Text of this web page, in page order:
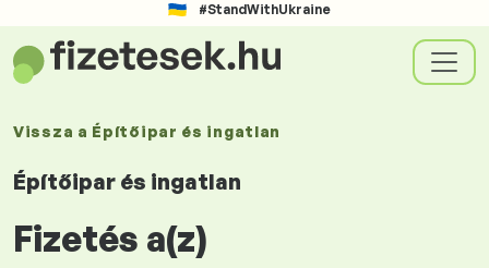
#StandWithUkraine
Vissza a Építőipar és ingatlan
Építőipar és ingatlan
Fizetés a(z)